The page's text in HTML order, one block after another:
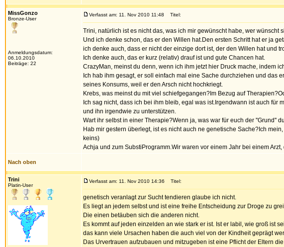
MissGonzo
Bronze-User
Anmeldungsdatum:
06.10.2010
Beiträge: 22
Verfasst am: 11. Nov 2010 11:48 Titel:
Trini, natürlich ist es nicht das, was ich mir gewünscht habe, wer wünscht
Und ich denke schon, das er den Willen hat.Den ersten Schritt hat er ja
ich denke auch, dass er nicht der einzige dort ist, der den Willen hat und
Ich denke auch, das er kurz (relativ) drauf ist und gute Chancen hat.
CrazyMan, meinst du denn, wenn ich ihm jetzt hier Druck mache, indem
Ich hab ihm gesagt, er soll einfach mal eine Sache durchziehen und das
seines Konsums, weil er den Arsch nicht hochkriegt.
Krebs, was meinst du mit viel schiefgegangen?Im Bezug auf
Ich sag nicht, dass ich bei ihm bleib, egal was ist.Irgendwann ist auch
und ihn irgendwie zu unterstützen.
Wart ihr selbst in einer Therapie?Wenn ja, was war für euch der ''Grund''
Hab mir gestern überlegt, ist es nicht auch ne genetische Sache?Ich
keins)
Achja und zum SubstiProgramm.Wir waren vor einem Jahr bei einem
Nach oben
Trini
Platin-User
Verfasst am: 11. Nov 2010 14:36 Titel:
genetisch veranlagt zur Sucht tendieren glaube ich nicht.
Es liegt an jedem selbst und ist eine freihe Entscheidung zur Droge zu
Die einen betäuben sich die anderen nicht.
Es kommt auf jeden einzelden an wie stark er ist. Ist er labil, wie groß ist
das kann viele Ursachen haben die auch viel von der Kindheit geprägt
Das Urvertrauen aufzubauen und mitzugeben ist eine Pflicht der Eltern